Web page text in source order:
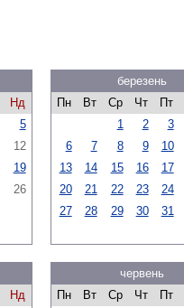
Нд
5
12
19
26
березень
Пн
Вт Ср Чт Пт
1
2 3
6
7 8 9 10
13
14 15 16 17
20
21 22 23 24
27
28 29 30 31
Нд
червень
Пн
Вт Ср Чт Пт